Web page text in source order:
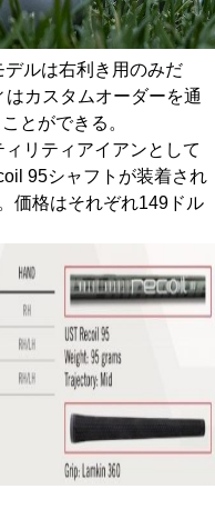
ルは右利き用のみだ
カスタムオーダーを通
とができる。
リティアイアンとして
95シャフトが装着され
価格はそれぞれ149ドル